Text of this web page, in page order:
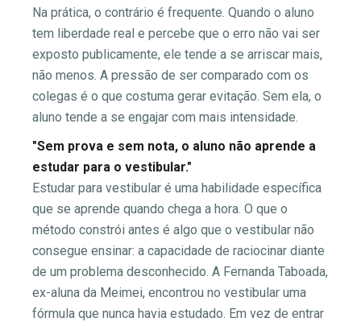
Na prática, o contrário é frequente. Quando o aluno
tem liberdade real e percebe que o erro não vai ser
exposto publicamente, ele tende a se arriscar mais,
não menos. A pressão de ser comparado com os
colegas é o que costuma gerar evitação. Sem ela, o
aluno tende a se engajar com mais intensidade.
"Sem prova e sem nota, o aluno não aprende a
estudar para o vestibular."
Estudar para vestibular é uma habilidade específica
que se aprende quando chega a hora. O que o
método constrói antes é algo que o vestibular não
consegue ensinar: a capacidade de raciocinar diante
de um problema desconhecido. A Fernanda Taboada,
ex-aluna da Meimei, encontrou no vestibular uma
fórmula que nunca havia estudado. Em vez de entrar